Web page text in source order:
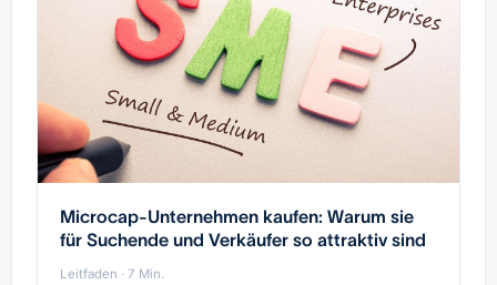
Microcap-Unternehmen kaufen: Warum sie
für Suchende und Verkäufer so attraktiv sind
Leitfaden · 7 Min.